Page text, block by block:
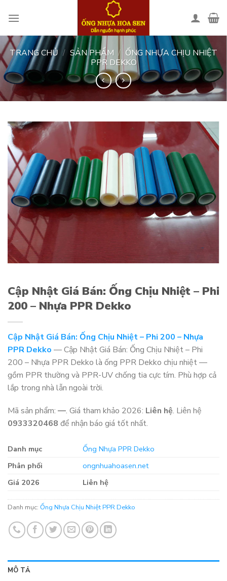
TRANG CHỦ / SẢN PHẨM / ỐNG NHỰA CHỊU NHIỆT
PPR DEKKO
Cập Nhật Giá Bán: Ống Chịu Nhiệt – Phi
200 – Nhựa PPR Dekko
Cập Nhật Giá Bán: Ống Chịu Nhiệt – Phi 200 – Nhựa
PPR Dekko — Cập Nhật Giá Bán: Ống Chịu Nhiệt – Phi
200 – Nhựa PPR Dekko là ống PPR Dekko chịu nhiệt —
gồm PPR thường và PPR-UV chống tia cực tím. Phù hợp cả
lắp trong nhà lẫn ngoài trời.
Mã sản phẩm: —. Giá tham khảo 2026: Liên hệ. Liên hệ
0933320468 để nhận báo giá tốt nhất.
Danh mục
Ống Nhựa PPR Dekko
Phân phối
ongnhuahoasen.net
Giá 2026
Liên hệ
Danh mục: Ống Nhựa Chịu Nhiệt PPR Dekko
MÔ TẢ